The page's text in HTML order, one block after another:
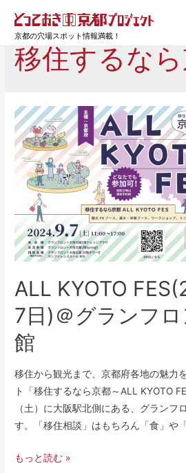
京都の穴場スポット情報満載！
移住するな
ALL KYOTO
7日)＠グランフ
館
移住から観光まで、京都府各地の魅力
ト「移住するなら京都～ALL KYOTO
（土）に大阪駅北側にある、グランフ
す。「移住相談」はもちろん「食」や
もっと読む »